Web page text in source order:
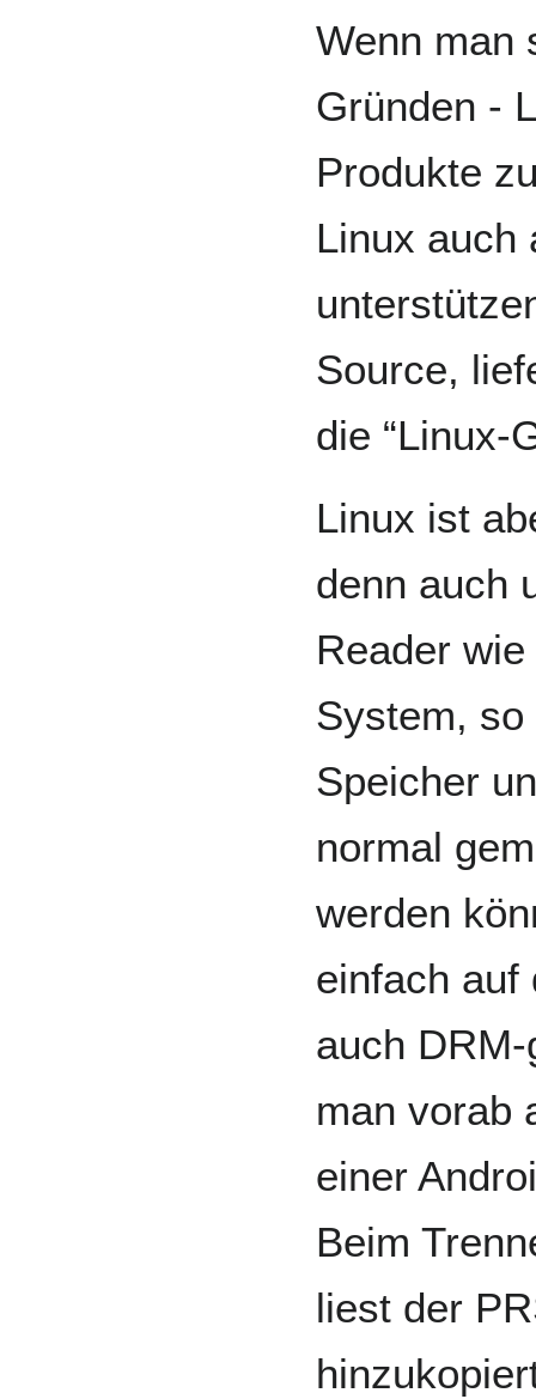
Wenn man
Gründen -
Produkte
Linux auch
Source,
die “Linux-
Linux ist
denn auch
Reader
System,
Speicher
normal
werden
einfach auf
auch
man vorab
einer
Beim
liest der